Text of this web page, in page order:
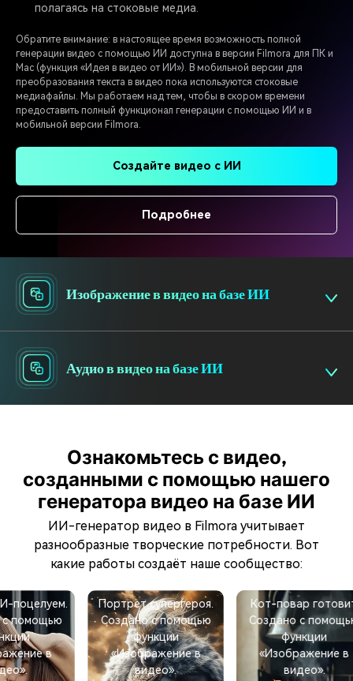
полагаясь на стоковые медиа.
Обратите внимание: в настоящее время возможность полной
генерации видео с помощью ИИ доступна в версии Filmora для ПК и
Mac (функция «Идея в видео от ИИ»). В мобильной версии для
преобразования текста в видео пока используются стоковые
медиафайлы. Мы работаем над тем, чтобы в скором времени
предоставить полный функционал генерации с помощью ИИ и в
мобильной версии Filmora.
Создайте видео с ИИ
Подробнее
Изображение в видео на базе ИИ
Аудио в видео на базе ИИ
Ознакомьтесь с видео,
созданными с помощью нашего
генератора видео на базе ИИ
ИИ-генератор видео в Filmora учитывает
разнообразные творческие потребности. Вот
какие работы создаёт наше сообщество:
в
Портрет супергероя.
Создано с помощью
функции
«Изображение в
видео».
Кот-повар готовит.
Создано с помощью
функции
«Изображение в
видео».